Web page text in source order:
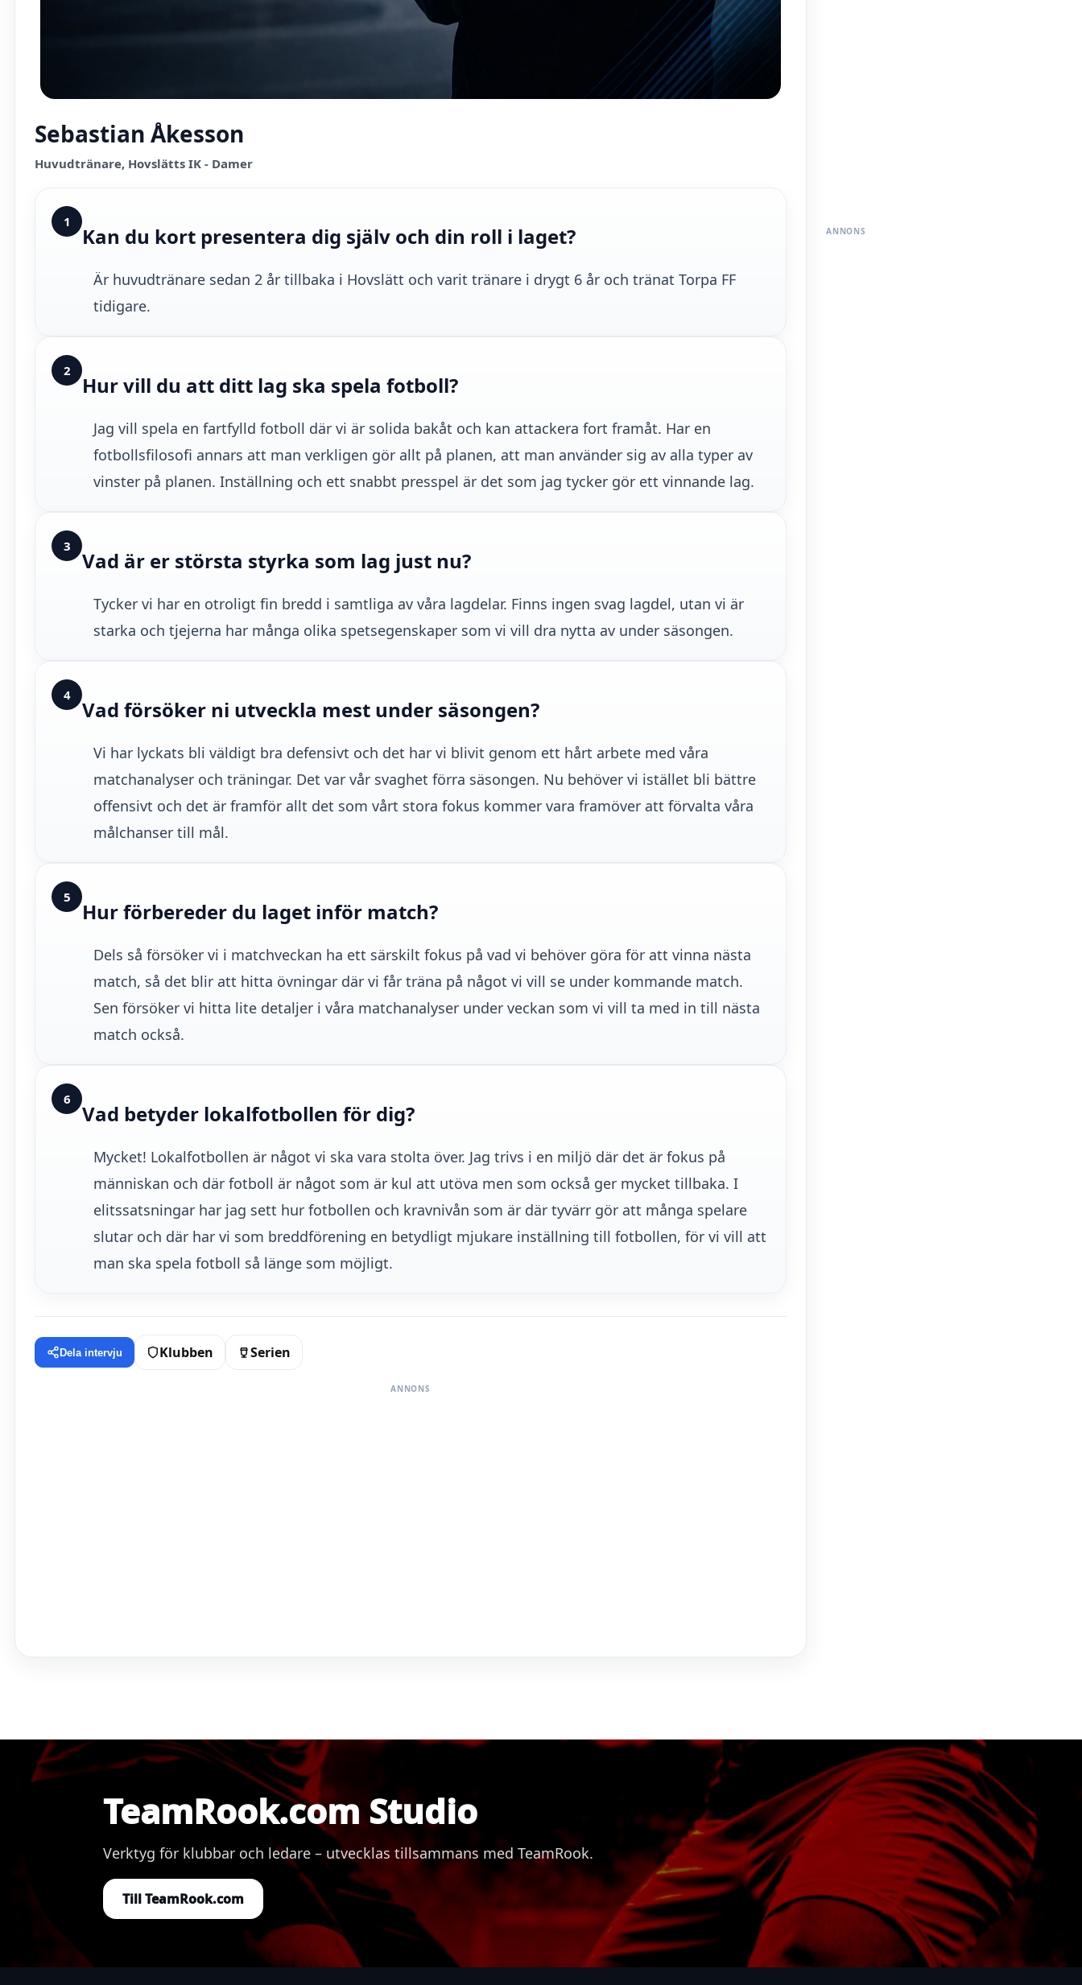
Sebastian Åkesson
Huvudtränare, Hovslätts IK - Damer
1
Kan du kort presentera dig själv och din roll i laget?
Är huvudtränare sedan 2 år tillbaka i Hovslätt och varit tränare i drygt 6 år och tränat Torpa FF
tidigare.
2
Hur vill du att ditt lag ska spela fotboll?
Jag vill spela en fartfylld fotboll där vi är solida bakåt och kan attackera fort framåt. Har en
fotbollsfilosofi annars att man verkligen gör allt på planen, att man använder sig av alla typer av
vinster på planen. Inställning och ett snabbt presspel är det som jag tycker gör ett vinnande lag.
3
Vad är er största styrka som lag just nu?
Tycker vi har en otroligt fin bredd i samtliga av våra lagdelar. Finns ingen svag lagdel, utan vi är
starka och tjejerna har många olika spetsegenskaper som vi vill dra nytta av under säsongen.
4
Vad försöker ni utveckla mest under säsongen?
Vi har lyckats bli väldigt bra defensivt och det har vi blivit genom ett hårt arbete med våra
matchanalyser och träningar. Det var vår svaghet förra säsongen. Nu behöver vi istället bli bättre
offensivt och det är framför allt det som vårt stora fokus kommer vara framöver att förvalta våra
målchanser till mål.
5
Hur förbereder du laget inför match?
Dels så försöker vi i matchveckan ha ett särskilt fokus på vad vi behöver göra för att vinna nästa
match, så det blir att hitta övningar där vi får träna på något vi vill se under kommande match.
Sen försöker vi hitta lite detaljer i våra matchanalyser under veckan som vi vill ta med in till nästa
match också.
6
Vad betyder lokalfotbollen för dig?
Mycket! Lokalfotbollen är något vi ska vara stolta över. Jag trivs i en miljö där det är fokus på
människan och där fotboll är något som är kul att utöva men som också ger mycket tillbaka. I
elitssatsningar har jag sett hur fotbollen och kravnivån som är där tyvärr gör att många spelare
slutar och där har vi som breddförening en betydligt mjukare inställning till fotbollen, för vi vill att
man ska spela fotboll så länge som möjligt.
Dela intervju Klubben Serien
ANNONS
ANNONS
TeamRook.com Studio
Verktyg för klubbar och ledare – utvecklas tillsammans med TeamRook.
Till TeamRook.com